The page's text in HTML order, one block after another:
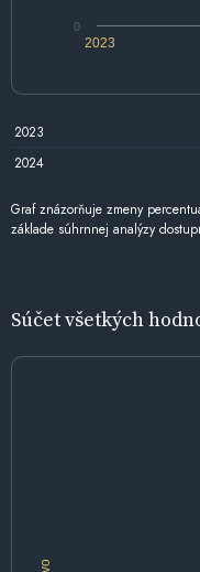
2023
0
2023
2024
Graf znázorňuje zmeny
základe súhrnnej analýzy
Súčet všetkých